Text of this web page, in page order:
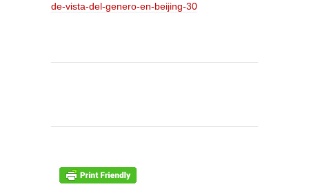
de-vista-del-genero-en-beijing-30